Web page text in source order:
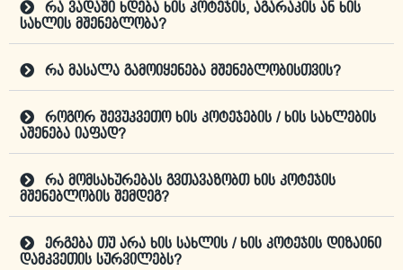
რა ვადაში ხდება ხის კოტეჯის, აგარაკის ან ხის
სახლის მშენებლობა?
რა მასალა გამოიყენება მშენებლობისთვის?
როგორ შევუკვეთო ხის კოტეჯების / ხის სახლების
აშენება იაფად?
რა მომსახურებას გვთავაზობთ ხის კოტეჯის
მშენებლობის შემდეგ?
ერგება თუ არა ხის სახლის / ხის კოტეჯის დიზაინი
დამკვეთის სურვილებს?